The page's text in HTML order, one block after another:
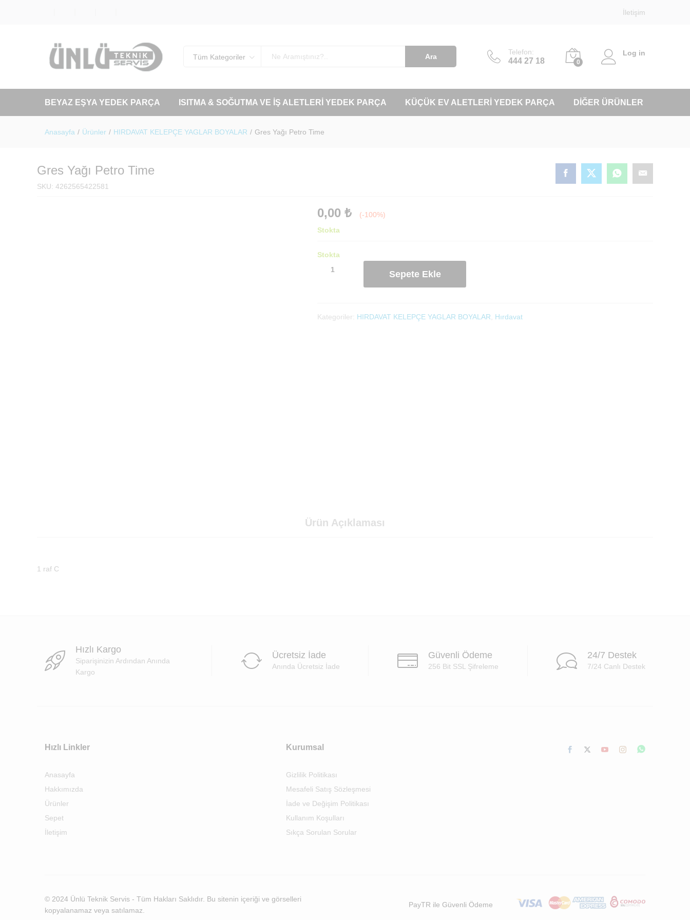
İletişim
Tüm Kategoriler Ara
Telefon:
444 27 18 0
Log in
BEYAZ EŞYA YEDEK PARÇA ISITMA & SOĞUTMA VE İŞ ALETLERI YEDEK PARÇA KÜÇÜK EV ALETLERI YEDEK PARÇA DIĞER ÜRÜNLER
Anasayfa / Ürünler / HIRDAVAT KELEPÇE YAGLAR BOYALAR / Gres Yağı Petro Time
Gres Yağı Petro Time
SKU: 4262565422581
0,00 ₺
(-100%)
Stokta
Stokta
Gres
Sepete Ekle
Kategoriler: HIRDAVAT KELEPÇE YAGLAR BOYALAR Hırdavat
Ürün Açıklaması
1 raf C
Hızlı Kargo
Siparişinizin Ardından Anında
Kargo
Ücretsiz İade
Anında Ücretsiz İade
Güvenli Ödeme
256 Bit SSL Şifreleme
24/7 Destek
7/24 Canlı Destek
Hızlı Linkler
Anasayfa
Hakkımızda
Ürünler
Sepet
İletişim
Kurumsal
Gizlilik Politikası
Mesafeli Satış Sözleşmesi
İade ve Değişim Politikası
Kullanım Koşulları
Sıkça Sorulan Sorular
© 2024 Ünlü Teknik Servis - Tüm Hakları Saklıdır. Bu sitenin içeriği ve görselleri
kopyalanamaz veya satılamaz.
PayTR ile Güvenli Ödeme